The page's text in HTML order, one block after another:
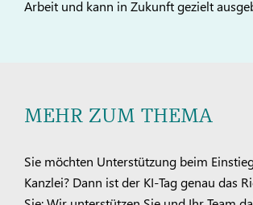
Arbeit und kann in Zukunft gezielt
MEHR ZUM THEMA
Sie möchten Unterstützung beim
Kanzlei? Dann ist der KI-Tag genau das